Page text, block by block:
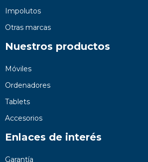
Impolutos
Otras marcas
Nuestros productos
Móviles
Ordenadores
Tablets
Accesorios
Enlaces de interés
Garantía